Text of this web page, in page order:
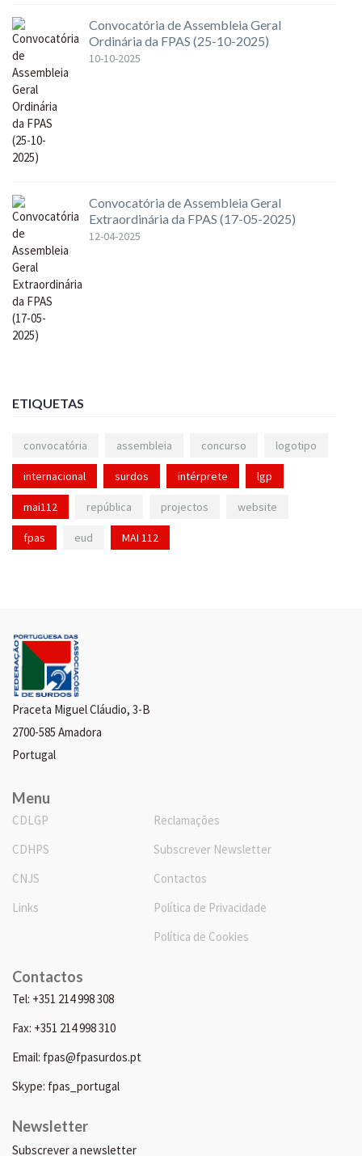
Convocatória de Assembleia Geral
Ordinária da FPAS (25-10-2025)
10-10-2025
Convocatória de Assembleia Geral
Extraordinária da FPAS (17-05-2025)
12-04-2025
ETIQUETAS
convocatória assembleia concurso logotipo
internacional surdos intérprete lgp
mai112 república projectos website
fpas eud MAI 112
Praceta Miguel Cláudio, 3-B
2700-585 Amadora
Portugal
Menu
CDLGP
CDHPS
CNJS
Links
Reclamações
Subscrever Newsletter
Contactos
Política de Privacidade
Política de Cookies
Contactos
Tel: +351 214 998 308
Fax: +351 214 998 310
Email: fpas@fpasurdos.pt
Skype: fpas_portugal
Newsletter
Subscrever a newsletter